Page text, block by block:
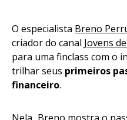
O especialista Breno
criador do canal Jovens
para uma finclass com o
trilhar seus primeiros
financeiro.